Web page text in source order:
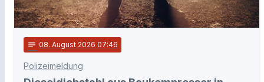
notes 08. August 2026 07:46
Polizeimeldung